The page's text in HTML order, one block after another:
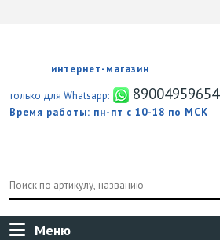
интернет-магазин
только для Whatsapp:
89004959654
Время работы: пн-пт с 10-18 по МСК
Меню